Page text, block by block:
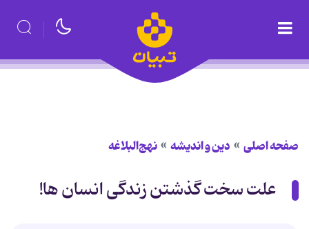
صفحه اصلی دین و اندیشه نهج‌البلاغه
علت سخت گذشتن زندگی انسان ها!